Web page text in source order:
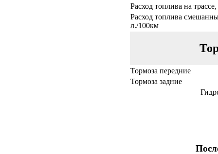
Расход топлива на
Расход топлива
л./100км
Тормоза передние
Тормоза задние